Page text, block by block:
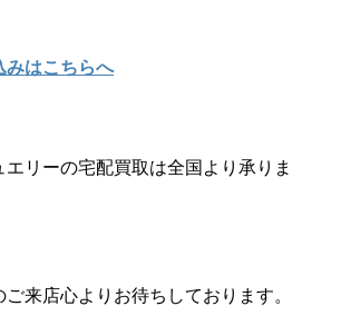
みはこちらへ
リーの宅配買取は全国より承りま
来店心よりお待ちしております。